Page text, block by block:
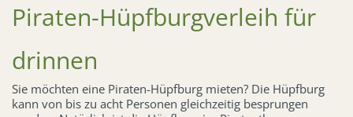
Piraten-Hüpfburgverleih für
drinnen
Sie möchten eine Piraten-Hüpfburg mieten? Die Hüpfburg
kann von bis zu acht Personen gleichzeitig besprungen